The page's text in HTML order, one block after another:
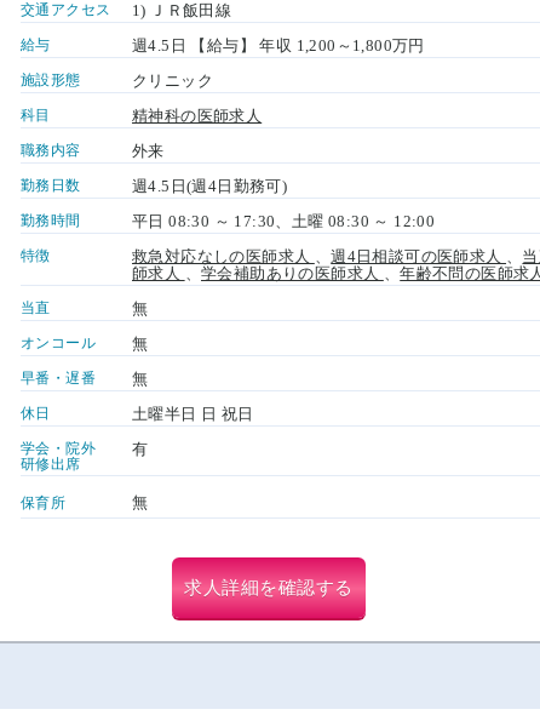
交通アクセス 1) ＪＲ飯田線
給与 週4.5日 【給与】 年収 1,200～1,800万円
施設形態 クリニック
科目 精神科の医師求人
職務内容 外来
勤務日数 週4.5日(週4日勤務可)
勤務時間 平日 08:30 ～ 17:30、土曜 08:30 ～ 12:00
特徴 救急対応なしの医師求人 、週4日相談可の医師求人 、
師求人 、学会補助ありの医師求人 、年齢不問の医師求
当直 無
オンコール 無
早番・遅番 無
休日 土曜半日 日 祝日
学会・院外
研修出席
有
保育所 無
求人詳細を確認する